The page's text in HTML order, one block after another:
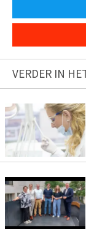
VERDER IN